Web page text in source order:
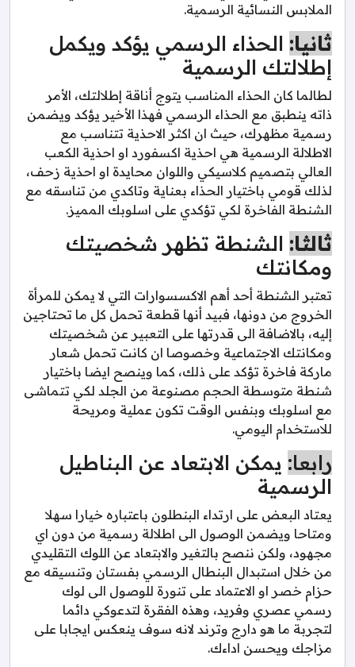
الملابس النسائية الرسمية.
ثانيا: الحذاء الرسمي يؤكد ويكمل
إطلالتك الرسمية
لطالما كان الحذاء المناسب يتوج أناقة إطلالتك، الأمر
ذاته ينطبق مع الحذاء الرسمي فهذا الأخير يؤكد ويضمن
رسمية مظهرك، حيث ان اكثر الاحذية تتناسب مع
الاطلالة الرسمية هي احذية اكسفورد او احذية الكعب
العالي بتصميم كلاسيكي واللوان محايدة او احذية زحف،
لذلك قومي باختيار الحذاء بعناية وتاكدي من تناسقه مع
الشنطة الفاخرة لكي تؤكدي على اسلوبك المميز.
ثالثا: الشنطة تظهر شخصيتك
ومكانتك
تعتبر الشنطة أحد أهم الاكسسوارات التي لا يمكن للمرأة
الخروج من دونها، فبيد أنها قطعة تحمل كل ما تحتاجين
إليه، بالاضافة الى قدرتها على التعبير عن شخصيتك
ومكانتك الاجتماعية وخصوصا ان كانت تحمل شعار
ماركة فاخرة تؤكد على ذلك، كما وينصح ايضا باختيار
شنطة متوسطة الحجم مصنوعة من الجلد لكي تتماشى
مع اسلوبك وبنفس الوقت تكون عملية ومريحة
للاستخدام اليومي.
رابعا: يمكن الابتعاد عن البناطيل
الرسمية
يعتاد البعض على ارتداء البنطلون باعتباره خيارا سهلا
ومتاحا ويضمن الوصول الى اطلالة رسمية من دون اي
مجهود، ولكن ننصح بالتغير والابتعاد عن اللوك التقليدي
من خلال استبدال البنطال الرسمي بفستان وتنسيقه مع
حزام خصر او الاعتماد على تنورة للوصول الى لوك
رسمي عصري وفريد، وهذه الفقرة لتدعوكي دائما
لتجربة ما هو دارج وترند لانه سوف ينعكس ايجابا على
مزاجك ويحسن اداءك.